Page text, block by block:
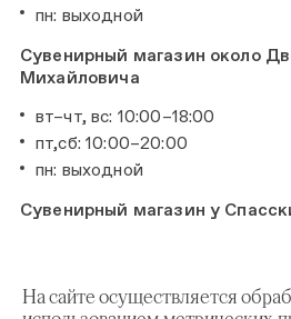
На сайте осуществляется
пн: выходной
Сувенирный магазин около
Михайловича
вт–чт, вс: 10:00–18:00
пт,сб: 10:00–20:00
пн: выходной
Сувенирный магазин у
Открыты: